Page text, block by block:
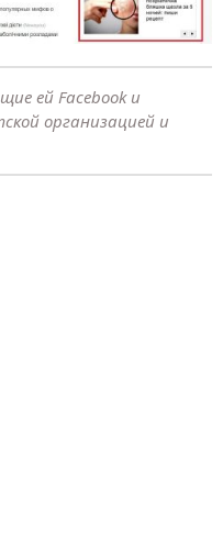
ей Facebook и
организацией и